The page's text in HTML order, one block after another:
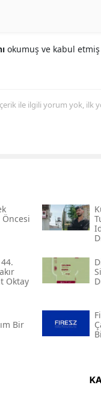
okumuş ve kabul etmiş
ile ilgili yorum yok, ilk
Öncesi
Oktay
Bir